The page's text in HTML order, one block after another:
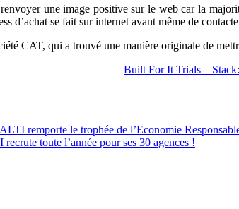
une image positive sur le web car la
d’achat se fait sur internet avant même de
CAT, qui a trouvé une manière originale de
Built For It Trials –
remporte le trophée de l’Economie
toute l’année pour ses 30 agences !